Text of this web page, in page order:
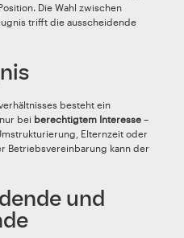
Die Wahl zwischen
trifft die ausscheidende
besteht ein
bei berechtigtem Interesse –
Elternzeit oder
Betriebsvereinbarung kann der
und